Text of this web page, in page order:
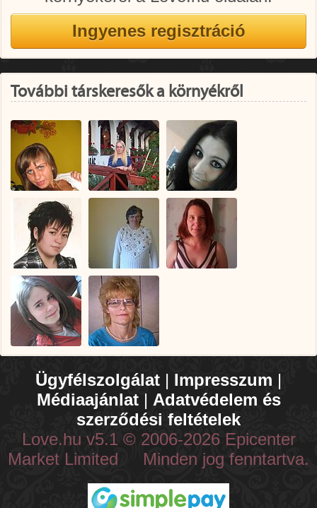
További társkeresők a környékről
Ügyfélszolgálat | Impresszum |
Médiaajánlat| Adatvédelem és
szerződési feltételek
Love.hu v5.1 © 2006-2026 Epicenter
Market Limited Minden jog fenntartva.